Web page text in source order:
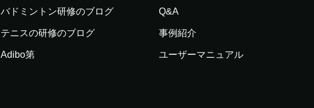
バドミントン研修のブログ
テニスの研修のブログ
Adibo第
Q&A
事例紹介
ユーザーマニュアル